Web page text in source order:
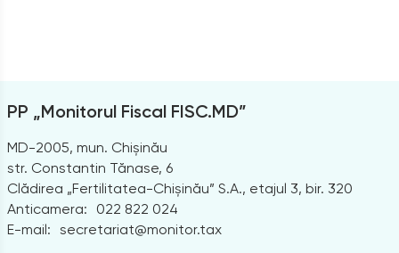
PP „Monitorul Fiscal FISC.MD”
MD-2005, mun. Chișinău
str. Constantin Tănase, 6
Clădirea „Fertilitatea-Chișinău” S.A., etajul 3, bir. 320
Anticamera:
022 822 024
E-mail: secretariat@monitor.tax